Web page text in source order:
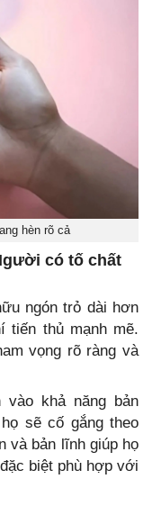
hèn rõ cả
có tố chất
ngón trỏ dài hơn
tiến thủ mạnh mẽ.
vọng rõ ràng và
khả năng bản
sẽ cố gắng theo
và bản lĩnh giúp họ
biệt phù hợp với